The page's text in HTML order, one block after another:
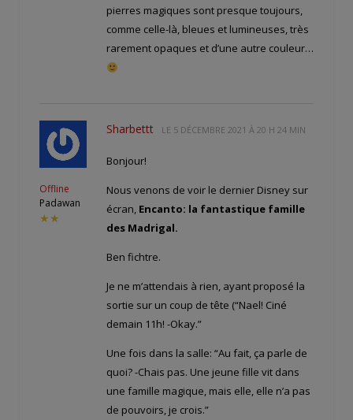
pierres magiques sont presque toujours,
comme celle-là, bleues et lumineuses, très
rarement opaques et d’une autre couleur…
Offline
Padawan
★★
Sharbettt LE 5 DÉCEMBRE 2021 À 20 H 24 MIN
Bonjour!
Nous venons de voir le dernier Disney sur
écran, Encanto: la fantastique famille
des Madrigal.
Ben fichtre.
Je ne m’attendais à rien, ayant proposé la
sortie sur un coup de tête (“Nael! Ciné
demain 11h! -Okay.”
Une fois dans la salle: “Au fait, ça parle de
quoi? -Chais pas. Une jeune fille vit dans
une famille magique, mais elle, elle n’a pas
de pouvoirs, je crois.”